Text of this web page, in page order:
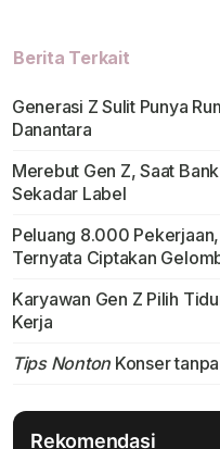
Berita Terkait
Generasi Z Sulit Punya
Danantara
Merebut Gen Z, Saat
Sekadar Label
Peluang 8.000
Ternyata Ciptakan
Karyawan Gen Z Pilih
Kerja
Tips Nonton Konser
Rekomendasi